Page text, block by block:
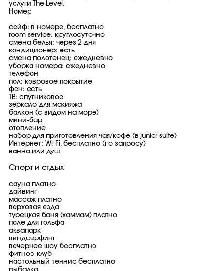
услуги The Level.
Номер
сейф: в номере, бесплатно
room service: круглосуточно
смена белья: через 2 дня
кондиционер: есть
смена полотенец: ежедневно
уборка номера: ежедневно
телефон
пол: ковровое покрытие
фен: есть
ТВ: спутниковое
зеркало для макияжа
балкон (с видом на море)
мини-бар
отопление
набор для приготовления чая/кофе (в junior suite)
Интернет: Wi-Fi, бесплатно (по запросу)
ванна или душ
Спорт и отдых
сауна платно
дайвинг
массаж платно
верховая езда
турецкая баня (хаммам) платно
поле для гольфа
аквапарк
виндсерфинг
вечернее шоу бесплатно
фитнес-клуб
настольный теннис бесплатно
рыбалка